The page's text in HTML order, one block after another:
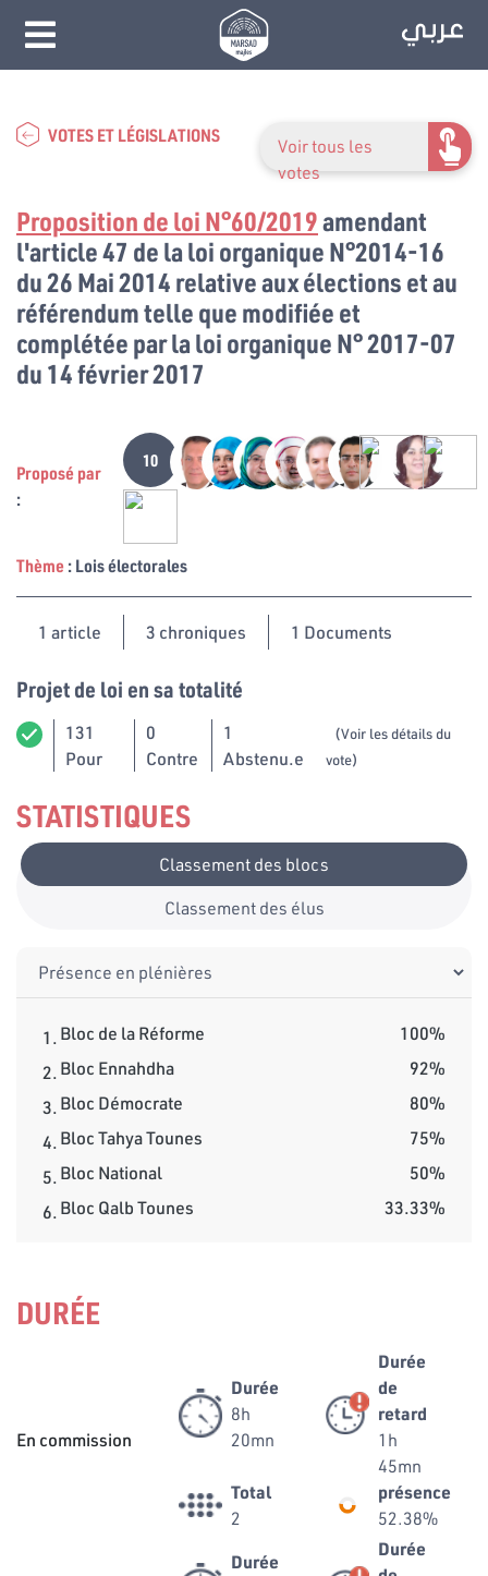
VOTES ET LÉGISLATIONS
Voir tous les
votes
STATISTIQUES
Classement des blocs
Classement des élus
1.Bloc de la Réforme
100%
2.Bloc Ennahdha
92%
3.Bloc Démocrate
80%
4.Bloc Tahya Tounes
75%
5.Bloc National
50%
6.Bloc Qalb Tounes 33.33%
Proposition de loi N°60/2019amendant
l'article 47 de la loi organique N°2014-16
du 26 Mai 2014 relative aux élections et au
référendum telle que modifiée et
complétée par la loi organique N° 2017-07
du 14 février 2017
Proposé par
:
10
Thème: Lois électorales
1 article 3 chroniques 1 Documents
Projet de loi en sa totalité
131
Pour
0
Contre
1
Abstenu.e
(Voir les détails du
vote)
DURÉE
En commission
Durée
8h
20mn
Durée
de
retard
1h
45mn
Total
2
présence
52.38%
Durée
Durée